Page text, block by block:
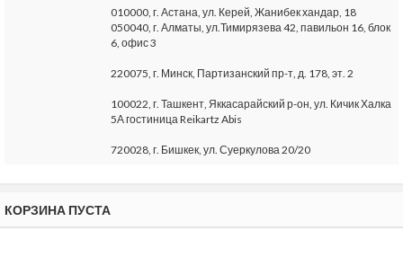
010000, г. Астана, ул. Керей, Жанибек хандар, 18
050040, г. Алматы, ул.Тимирязева 42, павильон 16, блок
6, офис 3
220075, г. Минск, Партизанский пр-т, д. 178, эт. 2
100022, г. Ташкент, Яккасарайский р-он, ул. Кичик Халка
5А гостиница Reikartz Abis
720028, г. Бишкек, ул. Суеркулова 20/20
КОРЗИНА ПУСТА